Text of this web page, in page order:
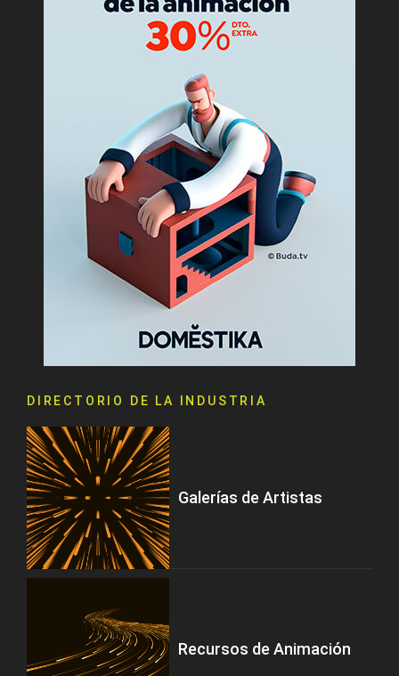
DIRECTORIO DE LA INDUSTRIA
Galerías de Artistas
Recursos de Animación